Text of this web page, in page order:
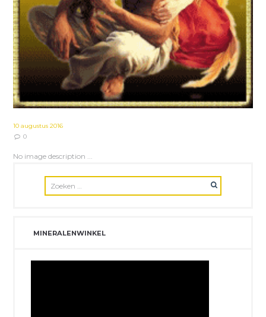
10 augustus 2016
0
No image description ...
MINERALENWINKEL